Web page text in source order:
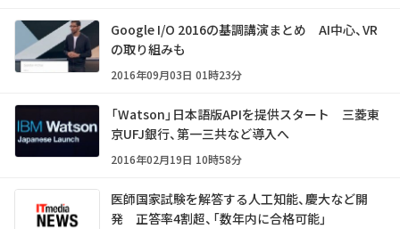
Google I/O 2016の基調講演まとめ AI中心、VR
の取り組みも
2016年09月03日 01時23分
「Watson」日本語版APIを提供スタート 三菱東
京UFJ銀行、第一三共など導入へ
2016年02月19日 10時58分
医師国家試験を解答する人工知能、慶大など開
発 正答率4割超、「数年内に合格可能」